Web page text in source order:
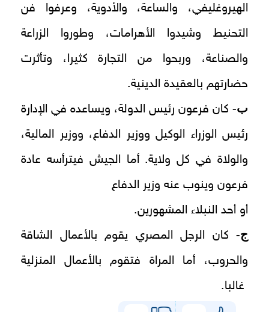
الهيروغليفي، والساعة، والأدوية، وعرفوا فن
التحنيط وشيدوا الأهرامات، وطوروا الزراعة
والصناعة، وربحوا من التجارة كثيرا، وتأثرت
حضارتهم بالعقيدة الدينية.
ب- كان فرعون رئيس الدولة، ويساعده في الإدارة
رئيس الوزراء الوكيل ووزير الدفاع، ووزير المالية،
والولاة في كل ولاية. أما الجيش فيترأسه عادة
فرعون وينوب عنه وزير الدفاع
أو أحد النبلاء المشهورين.
ج- كان الرجل المصري يقوم بالأعمال الشاقة
والحروب، أما المراة فتقوم بالأعمال المنزلية
غالبا.